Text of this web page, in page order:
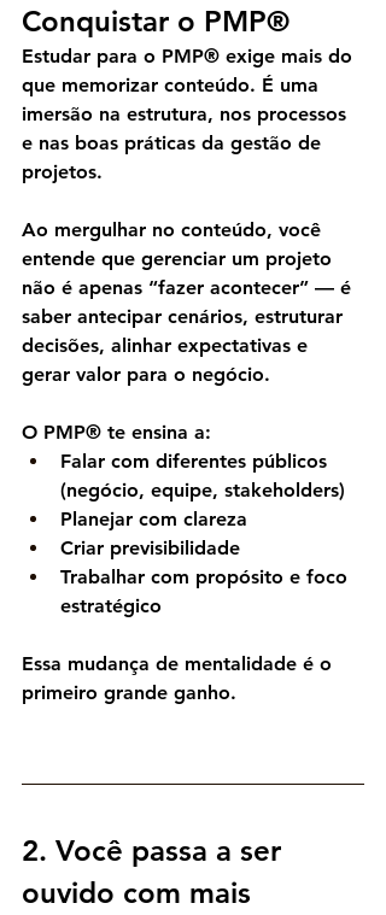
Conquistar o PMP®
Estudar para o PMP® exige mais do
que memorizar conteúdo. É uma
imersão na estrutura, nos processos
e nas boas práticas da gestão de
projetos.
Ao mergulhar no conteúdo, você
entende que gerenciar um projeto
não é apenas “fazer acontecer” — é
saber antecipar cenários, estruturar
decisões, alinhar expectativas e
gerar valor para o negócio.
O PMP® te ensina a:
Falar com diferentes públicos
(negócio, equipe, stakeholders)
Planejar com clareza
Criar previsibilidade
Trabalhar com propósito e foco
estratégico
Essa mudança de mentalidade é o
primeiro grande ganho.
2. Você passa a ser
ouvido com mais